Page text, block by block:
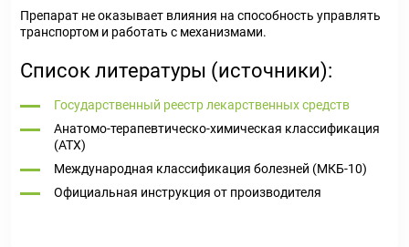
Препарат не оказывает влияния на способность управлять
транспортом и работать с механизмами.
Список литературы (источники):
Государственный реестр лекарственных средств
Анатомо-терапевтическо-химическая классификация
(ATX)
Международная классификация болезней (МКБ-10)
Официальная инструкция от производителя